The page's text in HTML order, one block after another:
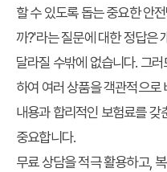
할 수 있도록 돕는 중요한 안
까?'라는 질문에 대한 정답은
달라질 수밖에 없습니다. 그러
하여 여러 상품을 객관적으로
내용과 합리적인 보험료를
중요합니다.
무료 상담을 적극 활용하고,